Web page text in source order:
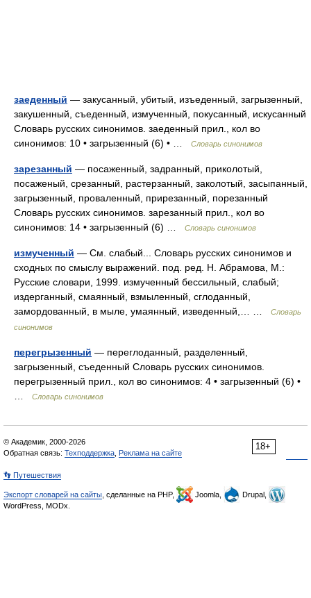
заеденный — закусанный, убитый, изъеденный, загрызенный,
закушенный, съеденный, измученный, покусанный, искусанный
Словарь русских синонимов. заеденный прил., кол во
синонимов: 10 • загрызенный (6) • …
Словарь синонимов
зарезанный — посаженный, задранный, приколотый,
посаженый, срезанный, растерзанный, заколотый, засыпанный,
загрызенный, проваленный, прирезанный, порезанный
Словарь русских синонимов. зарезанный прил., кол во
синонимов: 14 • загрызенный (6) …
Словарь синонимов
измученный — См. слабый... Словарь русских синонимов и
сходных по смыслу выражений. под. ред. Н. Абрамова, М.:
Русские словари, 1999. измученный бессильный, слабый;
издерганный, смаянный, взмыленный, сглоданный,
замордованный, в мыле, умаянный, изведенный,… …
Словарь
синонимов
перегрызенный — переглоданный, разделенный,
загрызенный, съеденный Словарь русских синонимов.
перегрызенный прил., кол во синонимов: 4 • загрызенный (6) •
Словарь синонимов
18+
© Академик, 2000-2026
Обратная связь: Техподдержка Реклама на сайте
👣 Путешествия
Экспорт словарей на сайты , сделанные на PHP, Joomla,
Drupal,
WordPress, MODx.